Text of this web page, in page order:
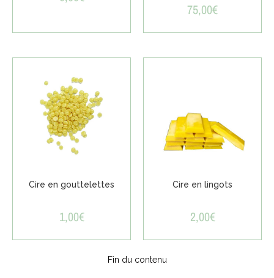
75,00€
Cire en gouttelettes
1,00€
Cire en lingots
2,00€
Fin du contenu